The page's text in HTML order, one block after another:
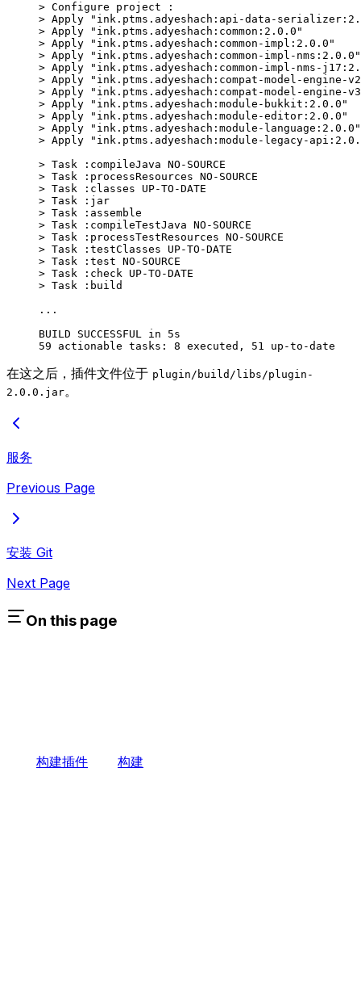
> Configure project
:
> Apply
"ink.ptms.adyeshach:api-data-
> Apply
"ink.ptms.adyeshach:common:2.0.0"
> Apply
"ink.ptms.adyeshach:common-impl:2.0.0"
> Apply
"ink.ptms.adyeshach:common-impl-nms:2.0.0"
> Apply
"ink.ptms.adyeshach:common-impl-nms-
> Apply
"ink.ptms.adyeshach:compat-model-engine-
> Apply
"ink.ptms.adyeshach:compat-model-engine-
> Apply
"ink.ptms.adyeshach:module-bukkit:2.0.0"
> Apply
"ink.ptms.adyeshach:module-editor:2.0.0"
> Apply
"ink.ptms.adyeshach:module-language:2.0.0"
> Apply
"ink.ptms.adyeshach:module-legacy-
> Task :compileJava NO-SOURCE
> Task :processResources NO-SOURCE
> Task :classes UP-TO-DATE
> Task :jar
> Task :assemble
> Task :compileTestJava NO-SOURCE
> Task :processTestResources NO-SOURCE
> Task :testClasses UP-TO-DATE
> Task :test NO-SOURCE
> Task :check UP-TO-DATE
> Task :build
...
BUILD SUCCESSFUL in 5s
59 actionable tasks: 8 executed, 51 up-to-date
在这之后，插件文件位于 plugin/build/libs/plugin-
2.0.0.jar。
服务
Previous Page
安装 Git
Next Page
On this page
构建插件 构建